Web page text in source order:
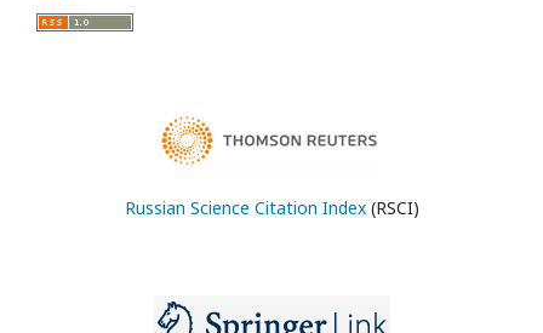
Russian Science Citation Index(RSCI)